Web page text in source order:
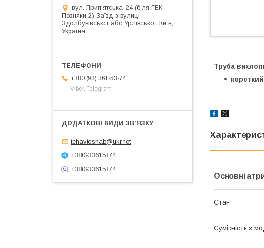
Труба
короткий
Основні
Стан
Сумісність з
вул. Прип'ятська, 24 (біля ГБК
Позняки-2) Заїзд з вулиці
Здолбунівської або Урлівської, Київ,
Україна
+380 (93) 361-53-74
Viber, Telegram
tehavtosnab@ukr.net
+380933615374
+380933615374